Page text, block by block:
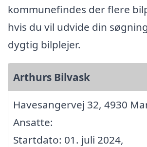
kommunefindes der flere
hvis du vil udvide din
dygtig bilplejer.
Arthurs Bilvask
Havesangervej 32, 4930
Ansatte:
Startdato: 01. juli 2024,